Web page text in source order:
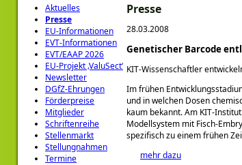
Aktuelles
Presse
EU-Informationen
EVT-Informationen
EVT/EAAP 2026
EU-Projekt ‚ValuSect‘
Newsletter
DGfZ-Ehrungen
Förderpreise
Mitglieder
Schriftenreihe
Stellenmarkt
Stellungnahmen
Termine
Presse
28.03.2008
Genetischer Barcode
KIT-Wissenschaftler
Im frühen
und in welchen Dosen
kaum bekannt. Am KIT-
Modellsystem mit Fisch-
spezifisch zu einem frühen
mehr dazu